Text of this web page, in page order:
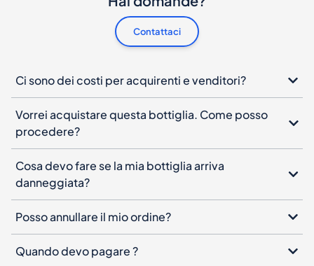
Contattaci
Ci sono dei costi per acquirenti e venditori?
Vorrei acquistare questa bottiglia. Come posso
procedere?
Cosa devo fare se la mia bottiglia arriva
danneggiata?
Posso annullare il mio ordine?
Quando devo pagare ?